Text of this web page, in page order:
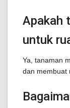
Apakah
untuk
Ya, tanaman
dan membuat